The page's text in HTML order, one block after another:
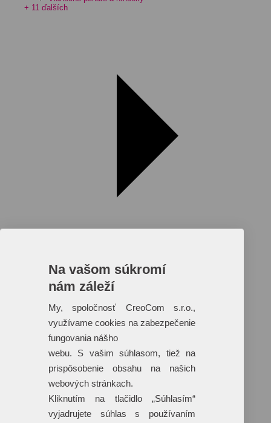
+ 11 ďalších
Reklamné predmety s plnofarebnou
potlačou
Dáždniky
Tašky
Hračky
+ 17 ďalších
Na vašom súkromí
nám záleží
My, spoločnosť CreoCom s.r.o.,
využívame cookies na zabezpečenie
fungovania nášho
webu. S vašim súhlasom, tiež na
prispôsobenie obsahu na našich
webových stránkach.
Kliknutím na tlačidlo „Súhlasím“
vyjadrujete súhlas s používaním